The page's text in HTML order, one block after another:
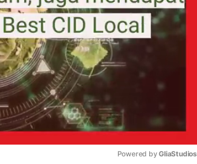
Powered by GliaStudios